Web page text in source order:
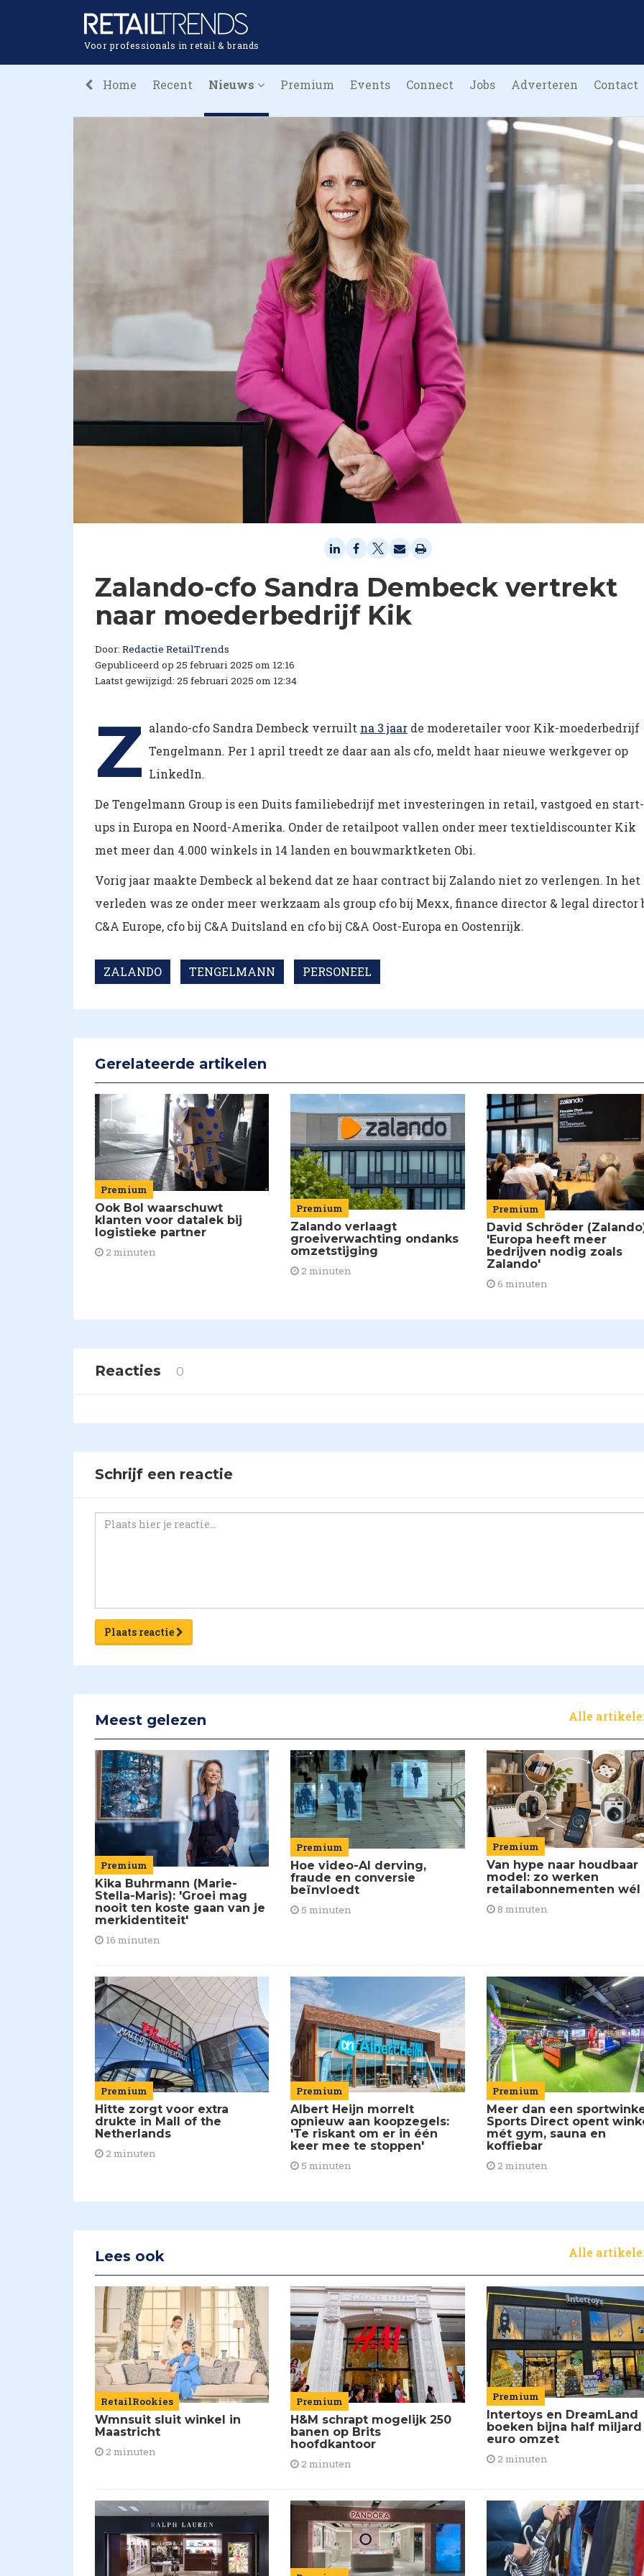
Voor professionals in retail & brands
Home Recent Nieuws Premium Events Connect Jobs Adverteren Contact
Zalando-cfo Sandra Dembeck vertrekt
naar moederbedrijf Kik
Door: Redactie RetailTrends
Gepubliceerd op 25 februari 2025 om 12:16
Laatst gewijzigd: 25 februari 2025 om 12:34
Z alando-cfo Sandra Dembeck verruilt na 3 jaar de moderetailer voor Kik-moederbedrijf
Tengelmann. Per 1 april treedt ze daar aan als cfo, meldt haar nieuwe werkgever op
LinkedIn.
De Tengelmann Group is een Duits familiebedrijf met investeringen in retail, vastgoed en start-
ups in Europa en Noord-Amerika. Onder de retailpoot vallen onder meer textieldiscounter Kik
met meer dan 4.000 winkels in 14 landen en bouwmarktketen Obi.
Vorig jaar maakte Dembeck al bekend dat ze haar contract bij Zalando niet zo verlengen. In het
verleden was ze onder meer werkzaam als group cfo bij Mexx, finance director & legal director
C&A Europe, cfo bij C&A Duitsland en cfo bij C&A Oost-Europa en Oostenrijk.
ZALANDO TENGELMANN PERSONEEL
Gerelateerde artikelen
Premium
Ook Bol waarschuwt
klanten voor datalek bij
logistieke partner
2 minuten
Premium
Zalando verlaagt
groeiverwachting ondanks
omzetstijging
2 minuten
Premium
David Schröder
'Europa heeft meer
bedrijven nodig zoals
Zalando'
6 minuten
Reacties 0
Schrijf een reactie
Plaats reactie
Meest gelezen Alle
Premium
Kika Buhrmann (Marie-
Stella-Maris): 'Groei mag
nooit ten koste gaan van je
merkidentiteit'
16 minuten
Premium
Hoe video-AI derving,
fraude en conversie
beïnvloedt
5 minuten
Premium
Van hype naar houdbaar
model: zo werken
retailabonnementen wél
8 minuten
Premium
Hitte zorgt voor extra
drukte in Mall of the
Netherlands
2 minuten
Premium
Albert Heijn morrelt
opnieuw aan koopzegels:
'Te riskant om er in één
keer mee te stoppen'
5 minuten
Premium
Meer dan een
Sports Direct opent
mét gym, sauna en
koffiebar
2 minuten
Lees ook Alle
RetailRookies
Wmnsuit sluit winkel in
Maastricht
2 minuten
Premium
H&M schrapt mogelijk 250
banen op Brits
hoofdkantoor
2 minuten
Premium
Intertoys en DreamLand
boeken bijna half miljard
euro omzet
2 minuten